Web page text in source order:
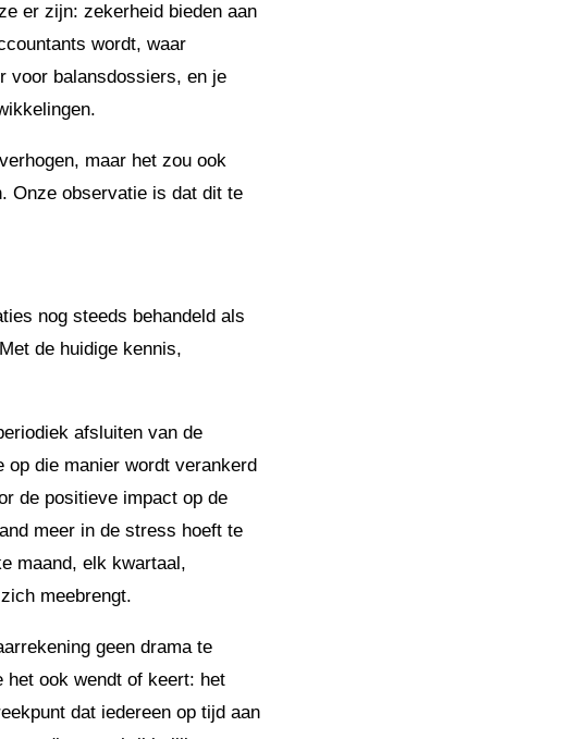
er zijn: zekerheid bieden aan
wordt, waar
voor balansdossiers, en je
maar het zou ook
Onze observatie is dat dit te
nog steeds behandeld als
de huidige kennis,
afsluiten van de
die manier wordt verankerd
de positieve impact op de
meer in de stress hoeft te
maand, elk kwartaal,
meebrengt.
geen drama te
het ook wendt of keert: het
dat iedereen op tijd aan